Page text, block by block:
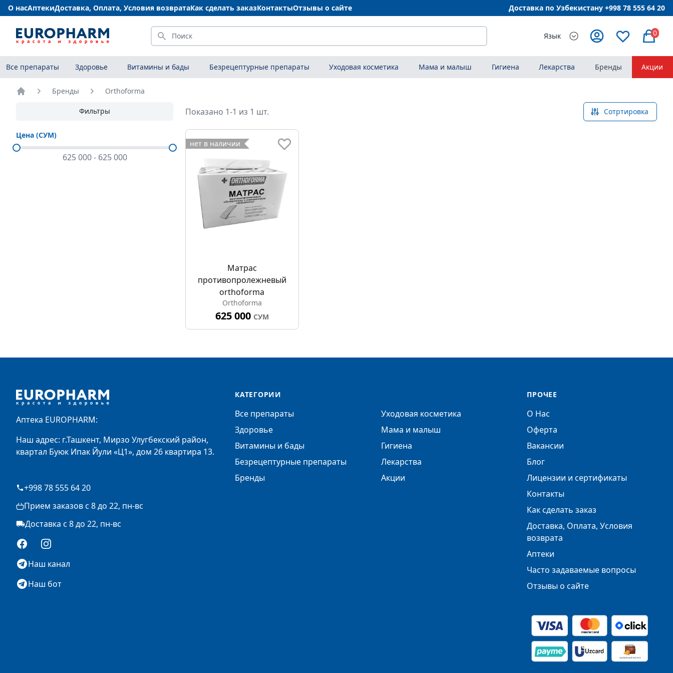
О насАптекиДоставка, Оплата, Условия возвратаКак сделать заказКонтактыОтзывы о сайте Доставка по Узбекистану +998 78 555 64 20
Искать Язык 0
Все препараты Здоровье Витамины и бады Безрецептурные препараты Уходовая косметика Мама и малыш Гигиена Лекарства Бренды Акции
Бренды Orthoforma
Фильтры
Цена (СУМ)
625 000- 625 000
Показано 1-1 из 1 шт. Сотртировка
нет в наличии
Матрас
противопролежневый
orthoforma
Orthoforma
625 000 СУМ
Аптека EUROPHARM:
Наш адрес: г.Ташкент, Мирзо Улугбекский район,
квартал Буюк Ипак Йули «Ц1», дом 26 квартира 13.
+998 78 555 64 20
Прием заказов с 8 до 22, пн-вс
Доставка с 8 до 22, пн-вс
FacebookInstagram
Наш канал
Наш бот
КАТЕГОРИИ
Все препараты
Здоровье
Витамины и бады
Безрецептурные препараты
Бренды
Уходовая косметика
Мама и малыш
Гигиена
Лекарства
Акции
ПРОЧЕЕ
О Нас
Оферта
Вакансии
Блог
Лицензии и сертификаты
Контакты
Как сделать заказ
Доставка, Оплата, Условия
возврата
Аптеки
Часто задаваемые вопросы
Отзывы о сайте